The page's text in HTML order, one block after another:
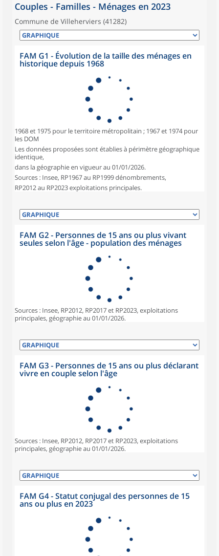
Couples - Familles - Ménages en 2023
Commune de Villeherviers (41282)
FAM G1 - Évolution de la taille des ménages en
historique depuis 1968
1968 et 1975 pour le territoire métropolitain ; 1967 et 1974 pour
les DOM
Les données proposées sont établies à périmètre géographique
identique,
dans la géographie en vigueur au 01/01/2026.
Sources : Insee, RP1967 au RP1999 dénombrements,
RP2012 au RP2023 exploitations principales.
FAM G2 - Personnes de 15 ans ou plus vivant
seules selon l'âge - population des ménages
Sources : Insee, RP2012, RP2017 et RP2023, exploitations
principales, géographie au 01/01/2026.
FAM G3 - Personnes de 15 ans ou plus déclarant
vivre en couple selon l'âge
Sources : Insee, RP2012, RP2017 et RP2023, exploitations
principales, géographie au 01/01/2026.
FAM G4 - Statut conjugal des personnes de 15
ans ou plus en 2023